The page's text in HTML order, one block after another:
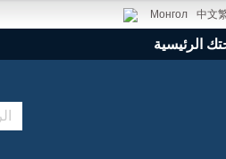
中文
Монгол
الرئيسية